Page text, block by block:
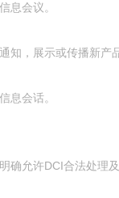
息会议。
知，展示或传播新产
息会话。
确允许DCI合法处理